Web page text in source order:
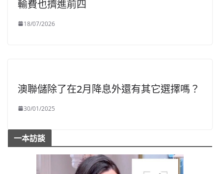
輸費也擠進前四
18/07/2026
澳聯儲除了在2月降息外還有其它選擇嗎？
30/01/2025
一本訪談